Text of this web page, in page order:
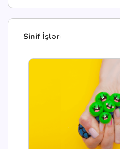
Sinif İşləri